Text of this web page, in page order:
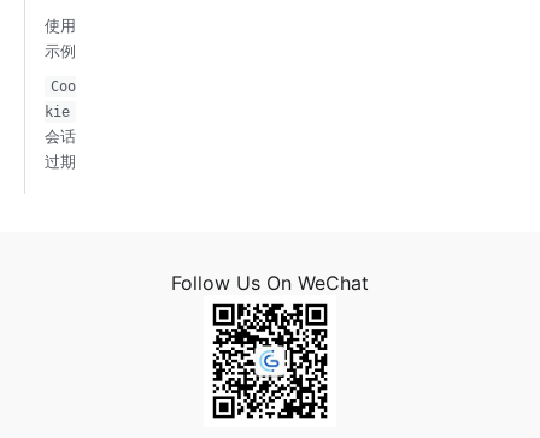
使用
示例
Coo
kie
会话
过期
Follow Us On WeChat